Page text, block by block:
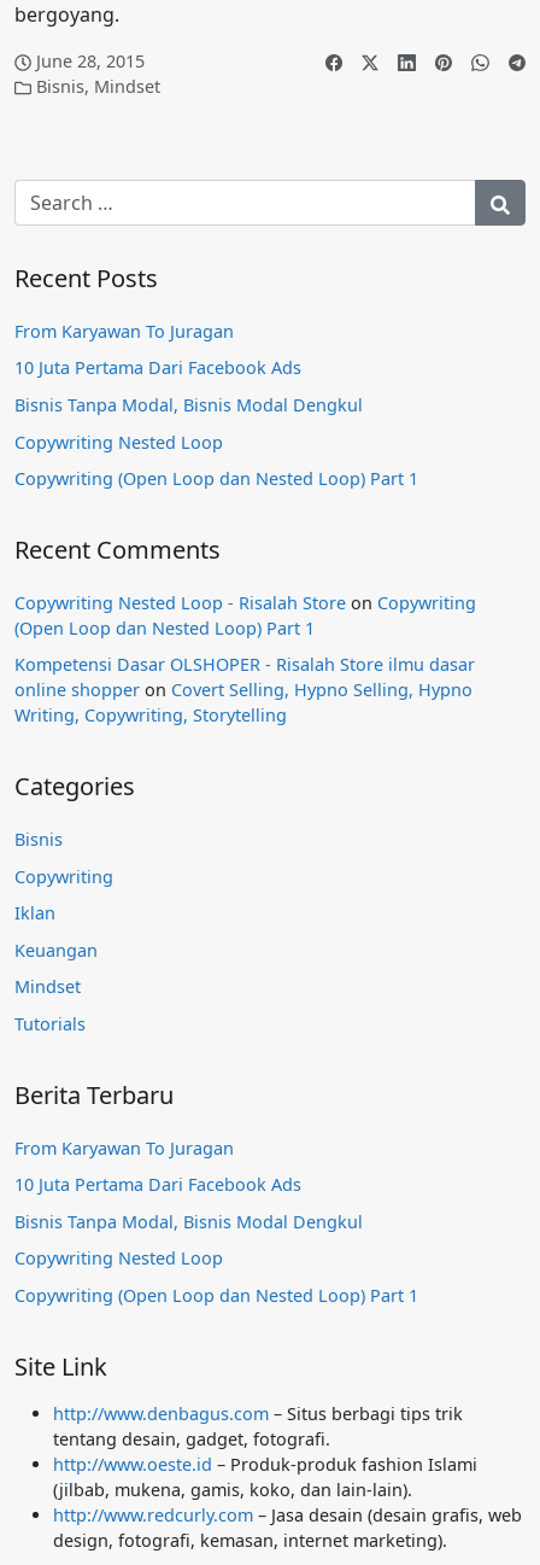
bergoyang.
June 28, 2015
Bisnis, Mindset
Recent Posts
From Karyawan To Juragan
10 Juta Pertama Dari Facebook Ads
Bisnis Tanpa Modal, Bisnis Modal Dengkul
Copywriting Nested Loop
Copywriting (Open Loop dan Nested Loop) Part 1
Recent Comments
Copywriting Nested Loop - Risalah Store on Copywriting
(Open Loop dan Nested Loop) Part 1
Kompetensi Dasar OLSHOPER - Risalah Store ilmu dasar
online shopper on Covert Selling, Hypno Selling, Hypno
Writing, Copywriting, Storytelling
Categories
Bisnis
Copywriting
Iklan
Keuangan
Mindset
Tutorials
Berita Terbaru
From Karyawan To Juragan
10 Juta Pertama Dari Facebook Ads
Bisnis Tanpa Modal, Bisnis Modal Dengkul
Copywriting Nested Loop
Copywriting (Open Loop dan Nested Loop) Part 1
Site Link
http://www.denbagus.com – Situs berbagi tips trik
tentang desain, gadget, fotografi.
http://www.oeste.id – Produk-produk fashion Islami
(jilbab, mukena, gamis, koko, dan lain-lain).
http://www.redcurly.com – Jasa desain (desain grafis, web
design, fotografi, kemasan, internet marketing).